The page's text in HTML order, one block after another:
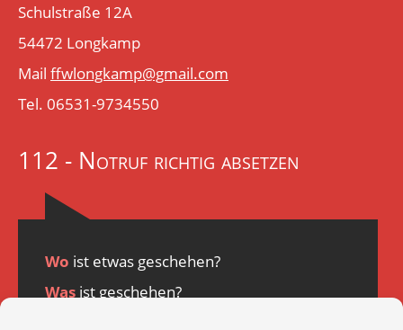
Schulstraße 12A
54472 Longkamp
Mail ffwlongkamp@gmail.com
Tel. 06531-9734550
112 - Notruf richtig absetzen
Wo ist etwas geschehen?
Was ist geschehen?